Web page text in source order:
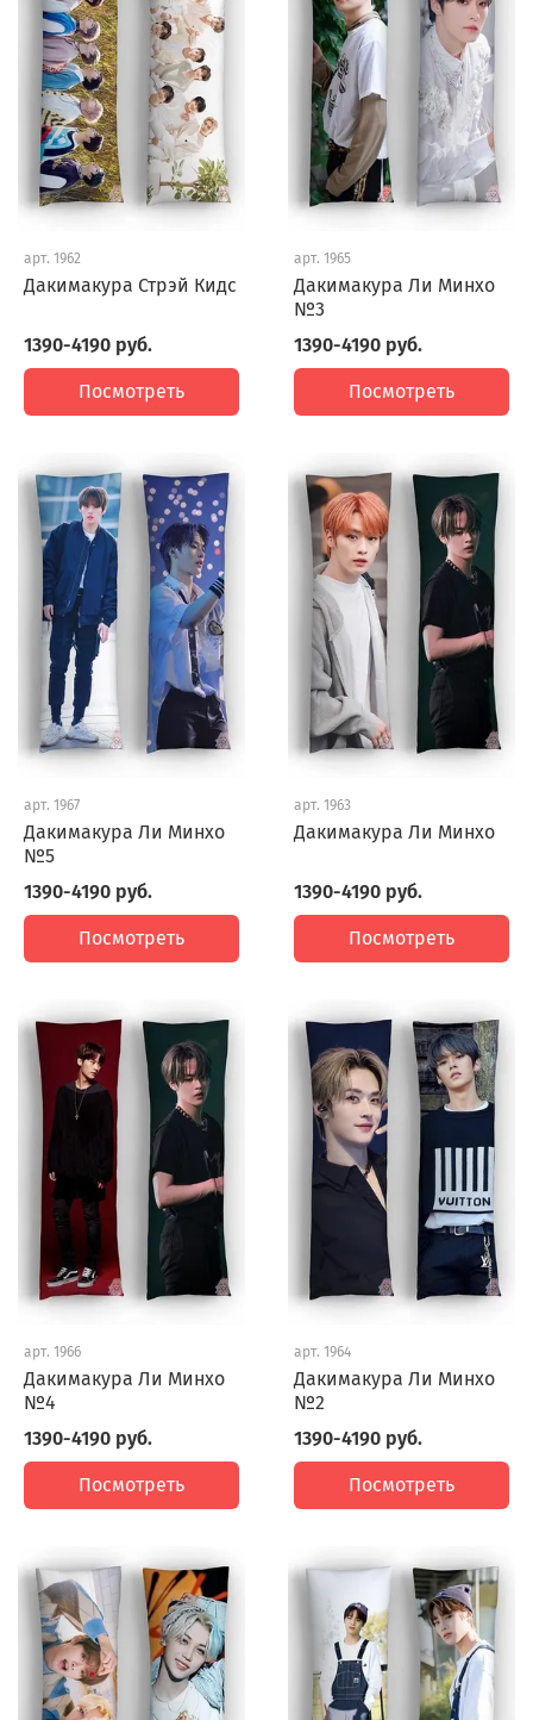
арт. 1962
Дакимакура Стрэй Кидс
1390-4190 руб.
Посмотреть
арт. 1965
Дакимакура Ли Минхо
№3
1390-4190 руб.
Посмотреть
арт. 1967
Дакимакура Ли Минхо
№5
1390-4190 руб.
Посмотреть
арт. 1963
Дакимакура Ли Минхо
1390-4190 руб.
Посмотреть
арт. 1966
Дакимакура Ли Минхо
№4
1390-4190 руб.
Посмотреть
арт. 1964
Дакимакура Ли Минхо
№2
1390-4190 руб.
Посмотреть